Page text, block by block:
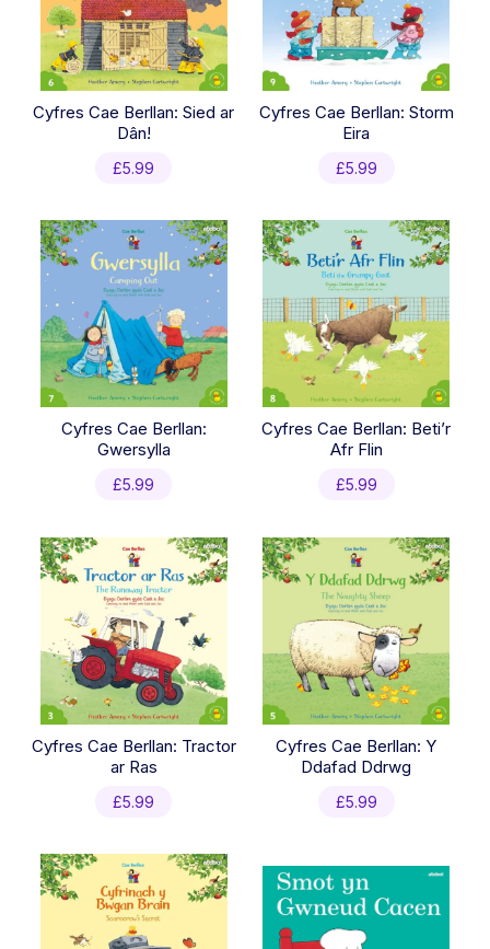
Cyfres Cae Berllan: Sied ar
Dân!
£5.99
Cyfres Cae Berllan: Storm
Eira
£5.99
Cyfres Cae Berllan:
Gwersylla
£5.99
Cyfres Cae Berllan: Beti’r
Afr Flin
£5.99
Cyfres Cae Berllan: Tractor
ar Ras
£5.99
Cyfres Cae Berllan: Y
Ddafad Ddrwg
£5.99